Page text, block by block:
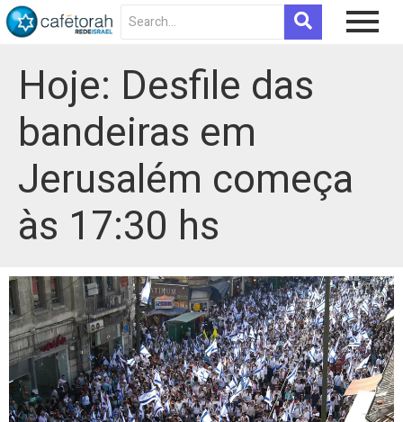
Hoje: Desfile das
bandeiras em
Jerusalém começa
às 17:30 hs